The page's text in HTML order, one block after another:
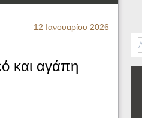
12 Ιανουαρίου 2026
και αγάπη